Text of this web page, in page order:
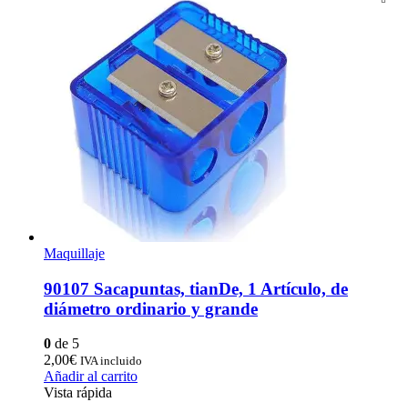
Maquillaje
90107 Sacapuntas, tianDe, 1 Artículo, de
diámetro ordinario y grande
0 de 5
2,00€ IVA incluido
Añadir al carrito
Vista rápida